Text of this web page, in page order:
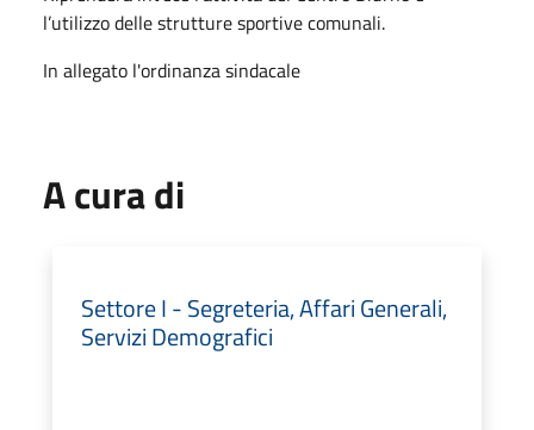
l’utilizzo delle strutture sportive comunali.
In allegato l'ordinanza sindacale
A cura di
Settore I - Segreteria, Affari Generali,
Servizi Demografici